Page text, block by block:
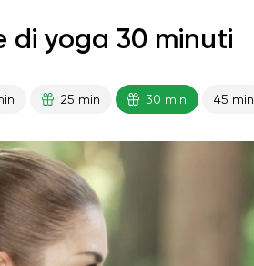
di yoga 30 minuti
25 min 30 min 45 min